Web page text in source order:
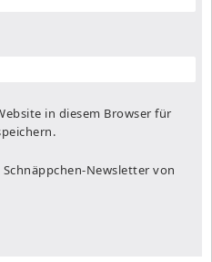
in diesem Browser für
Newsletter von